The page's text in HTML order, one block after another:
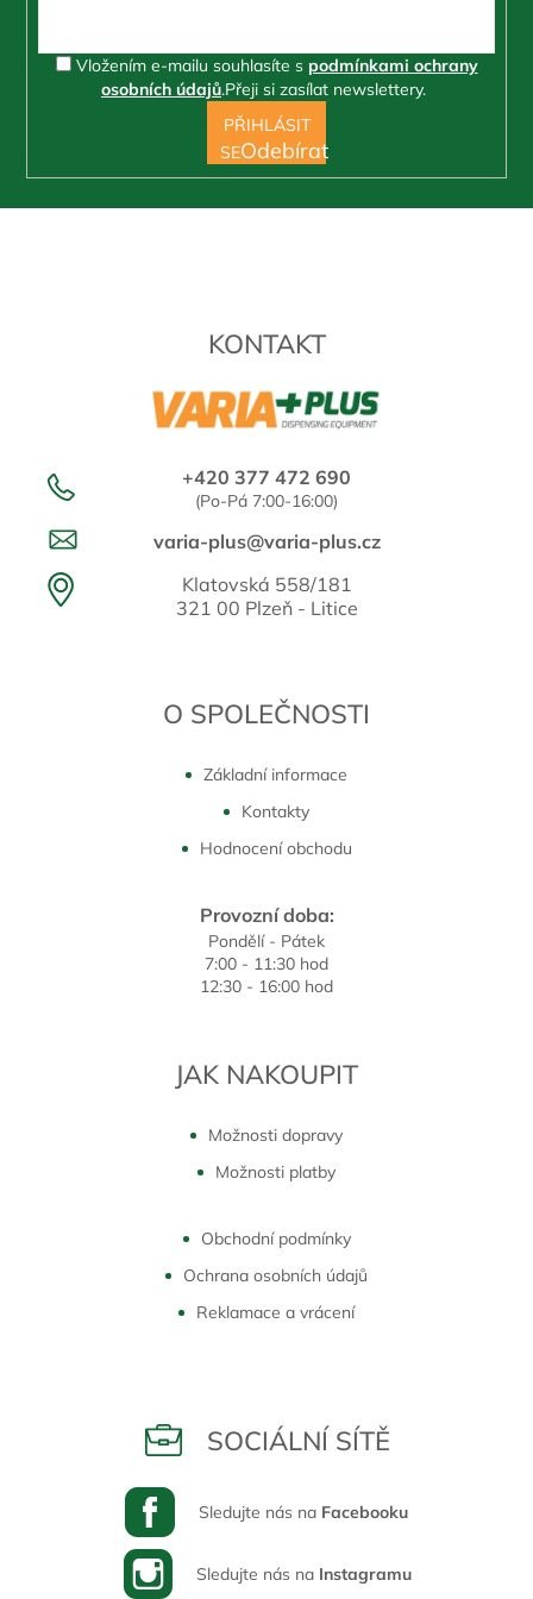
KONTAKT
+420 377 472 690
(Po-Pá 7:00-16:00)
varia-plus@varia-plus.cz
Klatovská 558/181
321 00 Plzeň - Litice
O SPOLEČNOSTI
Základní informace
Kontakty
Hodnocení obchodu
Provozní doba:
Pondělí - Pátek
7:00 - 11:30 hod
12:30 - 16:00 hod
JAK NAKOUPIT
Možnosti dopravy
Možnosti platby
Obchodní podmínky
Ochrana osobních údajů
Reklamace a vrácení
SOCIÁLNÍ SÍTĚ
Sledujte nás na Facebooku
Sledujte nás na Instagramu
Vložením e-mailu souhlasíte s podmínkami ochrany
osobních údajů.Přeji si zasílat newslettery.
PŘIHLÁSIT
SE